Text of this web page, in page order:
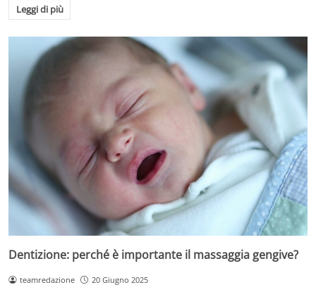
Leggi di più
Dentizione: perché è importante il massaggia gengive?
teamredazione 20 Giugno 2025